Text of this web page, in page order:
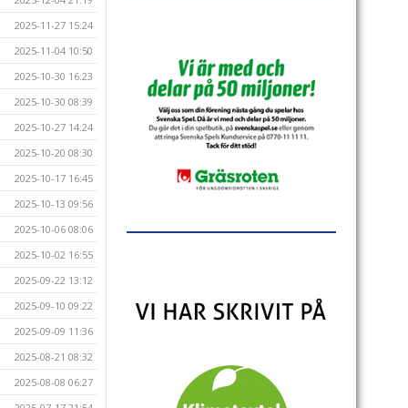
2025-11-27 15:24
2025-11-04 10:50
2025-10-30 16:23
2025-10-30 08:39
2025-10-27 14:24
2025-10-20 08:30
2025-10-17 16:45
2025-10-13 09:56
2025-10-06 08:06
2025-10-02 16:55
2025-09-22 13:12
2025-09-10 09:22
2025-09-09 11:36
2025-08-21 08:32
2025-08-08 06:27